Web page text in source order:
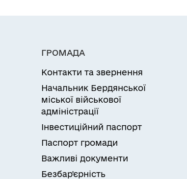
ГРОМАДА
Контакти та звернення
Начальник Бердянської
міської військової
адміністрації
Інвестиційний паспорт
Паспорт громади
Важливі документи
Безбар'єрність